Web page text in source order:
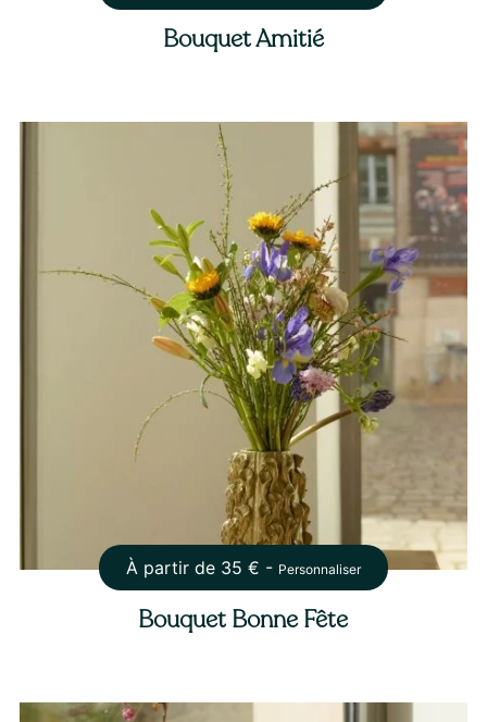
Bouquet Amitié
À partir de 35 € - Personnaliser
Bouquet Bonne Fête